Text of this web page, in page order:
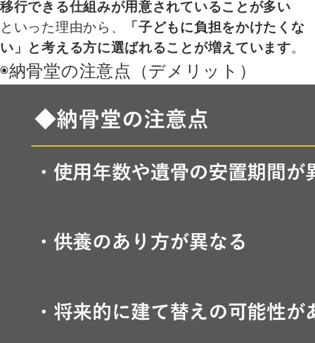
移行できる仕組みが用意されていることが多い
といった理由から、
「子どもに負担をかけたくな
い」と考える方に選ばれることが増えています。
◉納骨堂の注意点（デメリット）